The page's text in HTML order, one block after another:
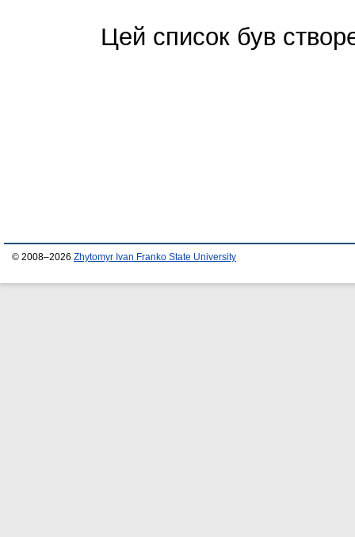
Цей список був
© 2008–2026 Zhytomyr Ivan Franko State University